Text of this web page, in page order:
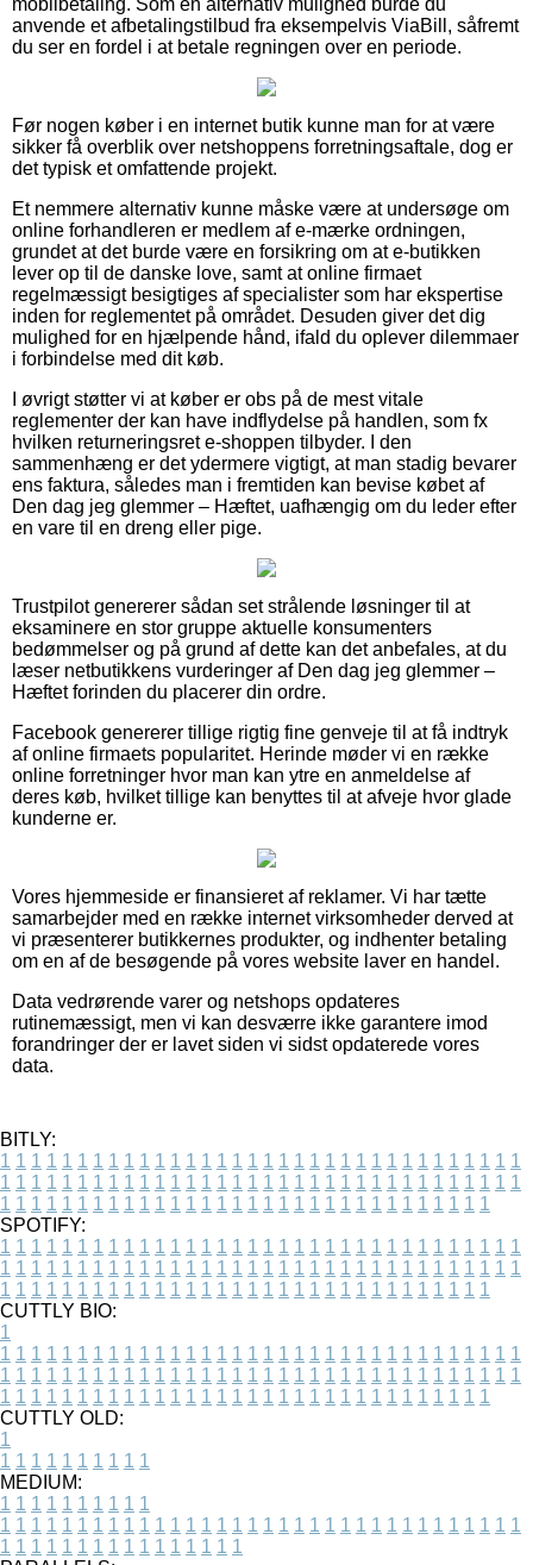
anvende et afbetalingstilbud fra eksempelvis ViaBill, såfremt
du ser en fordel i at betale regningen over en periode.
Før nogen køber i en internet butik kunne man for at være
sikker få overblik over netshoppens forretningsaftale, dog er
det typisk et omfattende projekt.
Et nemmere alternativ kunne måske være at undersøge om
online forhandleren er medlem af e-mærke ordningen,
grundet at det burde være en forsikring om at e-butikken
lever op til de danske love, samt at online firmaet
regelmæssigt besigtiges af specialister som har ekspertise
inden for reglementet på området. Desuden giver det dig
mulighed for en hjælpende hånd, ifald du oplever dilemmaer
i forbindelse med dit køb.
I øvrigt støtter vi at køber er obs på de mest vitale
reglementer der kan have indflydelse på handlen, som fx
hvilken returneringsret e-shoppen tilbyder. I den
sammenhæng er det ydermere vigtigt, at man stadig bevarer
ens faktura, således man i fremtiden kan bevise købet af
Den dag jeg glemmer – Hæftet, uafhængig om du leder efter
en vare til en dreng eller pige.
Trustpilot genererer sådan set strålende løsninger til at
eksaminere en stor gruppe aktuelle konsumenters
bedømmelser og på grund af dette kan det anbefales, at du
læser netbutikkens vurderinger af Den dag jeg glemmer –
Hæftet forinden du placerer din ordre.
Facebook genererer tillige rigtig fine genveje til at få indtryk
af online firmaets popularitet. Herinde møder vi en række
online forretninger hvor man kan ytre en anmeldelse af
deres køb, hvilket tillige kan benyttes til at afveje hvor glade
kunderne er.
Vores hjemmeside er finansieret af reklamer. Vi har tætte
samarbejder med en række internet virksomheder derved at
vi præsenterer butikkernes produkter, og indhenter betaling
om en af de besøgende på vores website laver en handel.
Data vedrørende varer og netshops opdateres
rutinemæssigt, men vi kan desværre ikke garantere imod
forandringer der er lavet siden vi sidst opdaterede vores
data.
BITLY:
1 1 1 1 1 1 1 1 1 1 1 1 1 1 1 1 1 1 1 1 1 1 1 1 1 1 1 1 1 1 1 1 1 1
1 1 1 1 1 1 1 1 1 1 1 1 1 1 1 1 1 1 1 1 1 1 1 1 1 1 1 1 1 1 1 1 1 1
1 1 1 1 1 1 1 1 1 1 1 1 1 1 1 1 1 1 1 1 1 1 1 1 1 1 1 1 1 1 1 1
SPOTIFY:
1 1 1 1 1 1 1 1 1 1 1 1 1 1 1 1 1 1 1 1 1 1 1 1 1 1 1 1 1 1 1 1 1 1
1 1 1 1 1 1 1 1 1 1 1 1 1 1 1 1 1 1 1 1 1 1 1 1 1 1 1 1 1 1 1 1 1 1
1 1 1 1 1 1 1 1 1 1 1 1 1 1 1 1 1 1 1 1 1 1 1 1 1 1 1 1 1 1 1 1
CUTTLY BIO:
1
1 1 1 1 1 1 1 1 1 1 1 1 1 1 1 1 1 1 1 1 1 1 1 1 1 1 1 1 1 1 1 1 1 1
1 1 1 1 1 1 1 1 1 1 1 1 1 1 1 1 1 1 1 1 1 1 1 1 1 1 1 1 1 1 1 1 1 1
1 1 1 1 1 1 1 1 1 1 1 1 1 1 1 1 1 1 1 1 1 1 1 1 1 1 1 1 1 1 1 1
CUTTLY OLD:
1
1 1 1 1 1 1 1 1 1 1
MEDIUM:
1 1 1 1 1 1 1 1 1 1
1 1 1 1 1 1 1 1 1 1 1 1 1 1 1 1 1 1 1 1 1 1 1 1 1 1 1 1 1 1 1 1 1 1
1 1 1 1 1 1 1 1 1 1 1 1 1 1 1 1